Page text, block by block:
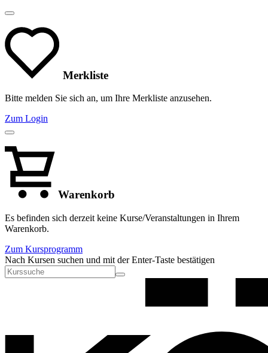
Merkliste
Bitte melden Sie sich an, um Ihre Merkliste anzusehen.
Zum Login
Warenkorb
Es befinden sich derzeit keine Kurse/Veranstaltungen in Ihrem
Warenkorb.
Zum Kursprogramm
Nach Kursen suchen und mit der Enter-Taste bestätigen